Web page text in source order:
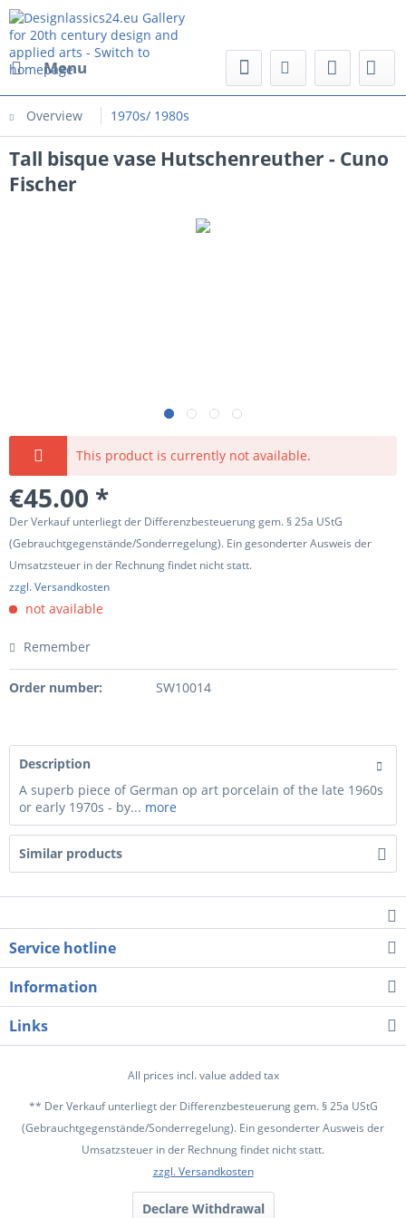
Menu
Overview 1970s/ 1980s
Tall bisque vase Hutschenreuther - Cuno
Fischer
This product is currently not available.
€45.00 *
Der Verkauf unterliegt der Differenzbesteuerung gem. § 25a UStG
(Gebrauchtgegenstände/Sonderregelung). Ein gesonderter Ausweis der
Umsatzsteuer in der Rechnung findet nicht statt.
zzgl. Versandkosten
not available
Remember
Order number: SW10014
Description
A superb piece of German op art porcelain of the late 1960s
or early 1970s - by... more
Similar products
Service hotline
Information
Links
All prices incl. value added tax
** Der Verkauf unterliegt der Differenzbesteuerung gem. § 25a UStG
(Gebrauchtgegenstände/Sonderregelung). Ein gesonderter Ausweis der
Umsatzsteuer in der Rechnung findet nicht statt.
zzgl. Versandkosten
Declare Withdrawal